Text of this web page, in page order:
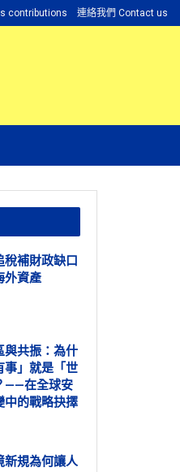
contributions 連絡我們 Contact us
稅補財政缺口
外資產
與共振：為什
事」就是「世
——在全球安
中的戰略抉擇
新規為何讓人